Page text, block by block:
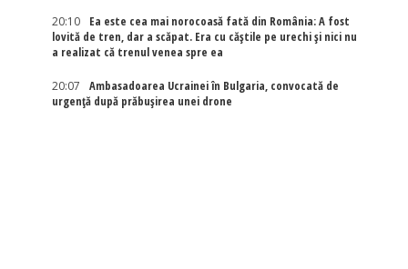
20:10
Ea este cea mai norocoasă fată din România: A fost
lovită de tren, dar a scăpat. Era cu căștile pe urechi și nici nu
a realizat că trenul venea spre ea
20:07
Ambasadoarea Ucrainei în Bulgaria, convocată de
urgență după prăbușirea unei drone